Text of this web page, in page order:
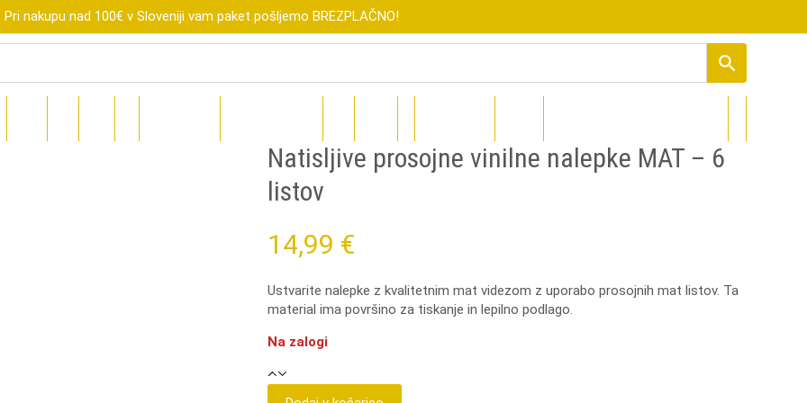
Pri nakupu nad 100€ v Sloveniji vam paket pošljemo BREZPLAČNO!
Natisljive prosojne vinilne nalepke MAT – 6
listov
14,99 €
Ustvarite nalepke z kvalitetnim mat videzom z uporabo prosojnih mat listov. Ta
material ima površino za tiskanje in lepilno podlago.
Na zalogi
Natisljive